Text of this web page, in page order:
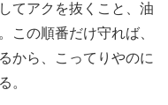
てアクを抜くこと、油
この順番だけ守れば、
から、こってりやのに
。